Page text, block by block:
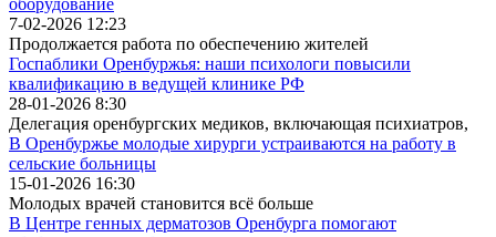
7-02-2026 12:23
Продолжается работа по обеспечению жителей
Госпаблики Оренбуржья: наши психологи повысили
квалификацию в ведущей клинике РФ
28-01-2026 8:30
Делегация оренбургских медиков, включающая психиатров,
В Оренбуржье молодые хирурги устраиваются на работу в
сельские больницы
15-01-2026 16:30
Молодых врачей становится всё больше
В Центре генных дерматозов Оренбурга помогают